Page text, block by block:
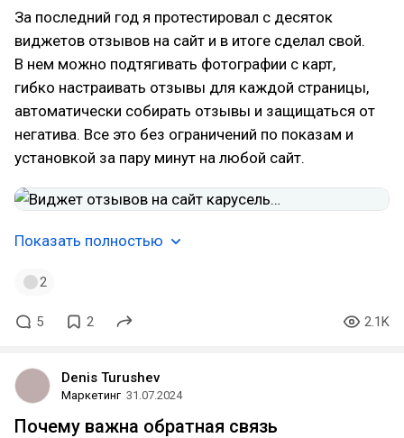
За последний год я протестировал с десяток
виджетов отзывов на сайт и в итоге сделал свой.
В нем можно подтягивать фотографии с карт,
гибко настраивать отзывы для каждой страницы,
автоматически собирать отзывы и защищаться от
негатива. Все это без ограничений по показам и
установкой за пару минут на любой сайт.
Показать полностью
2
5 2 2.1K
Denis Turushev
Маркетинг 31.07.2024
Почему важна обратная связь